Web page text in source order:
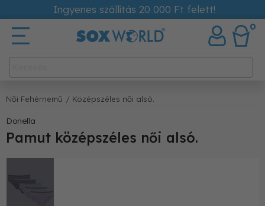
Ingyenes szállítás 20 000 Ft felett!
0
Női Fehérnemű / Középszéles női alsó.
Donella
Pamut középszéles női alsó.